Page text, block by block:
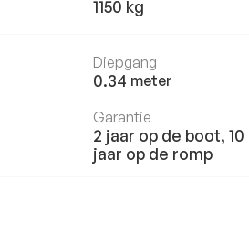
1150 kg
Diepgang
0.34 meter
Garantie
2 jaar op de boot, 10
jaar op de romp